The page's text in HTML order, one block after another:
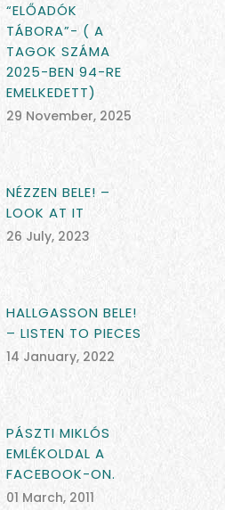
“ELŐADÓK
TÁBORA”- ( A
TAGOK SZÁMA
2025-BEN 94-RE
EMELKEDETT)
29 November, 2025
NÉZZEN BELE! –
LOOK AT IT
26 July, 2023
HALLGASSON BELE!
– LISTEN TO PIECES
14 January, 2022
PÁSZTI MIKLÓS
EMLÉKOLDAL A
FACEBOOK-ON.
01 March, 2011